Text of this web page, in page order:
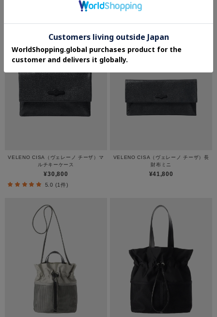
VELENO CISA（ヴェレーノ チーザ）マ
ルチキーケース
¥30,800
5.0 (1件)
VELENO CISA（ヴェレーノ チーザ）長
財布ミニ
¥41,800